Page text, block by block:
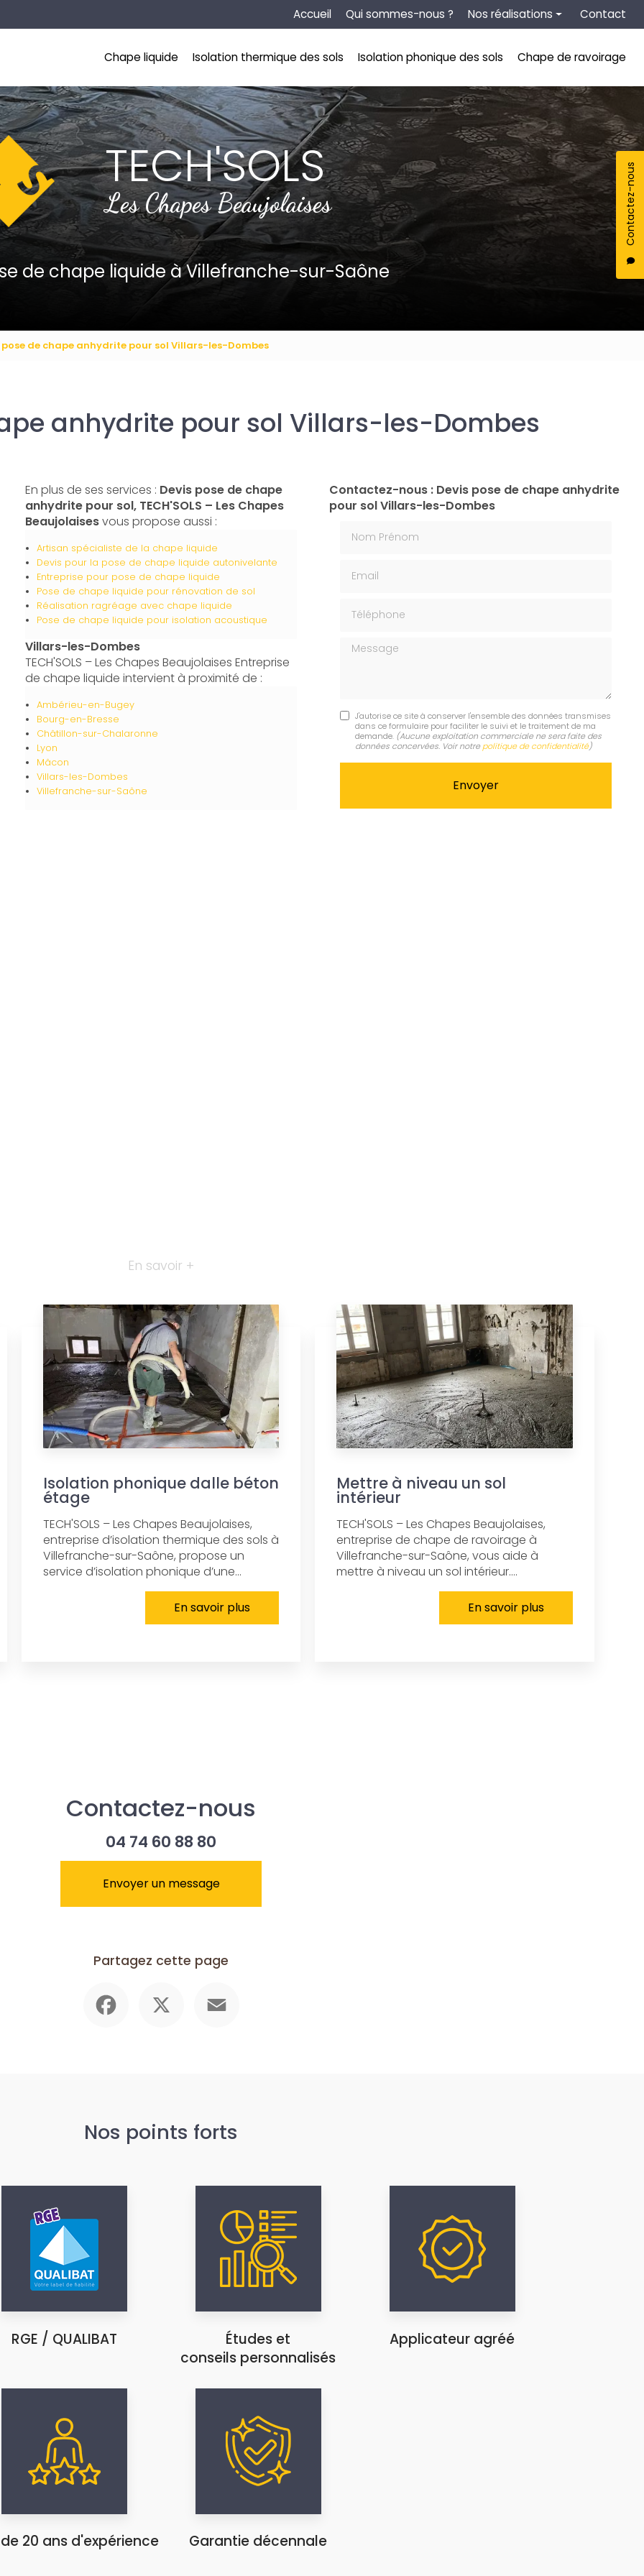
Navigation secondaire
Accueil Qui sommes-nous ?
Nos réalisations
Isolation thermique des sols
Isolation phonique des sols
Chape de ravoirage
Contact
Contactez-nous
Chape liquide Isolation thermique des sols Isolation phonique des sols Chape de ravoirage
TECH'SOLS
Les Chapes Beaujolaises
de chape liquideà Villefranche-sur-Saône
pose de chape anhydrite pour sol Villars-les-Dombes
anhydrite pour sol Villars-les-Dombes
En plus de ses services : Devis pose de chape
anhydrite pour sol, TECH'SOLS – Les Chapes
Beaujolaisesvous propose aussi :
Artisan spécialiste de la chape liquide
Devis pour la pose de chape liquide autonivelante
Entreprise pour pose de chape liquide
Pose de chape liquide pour rénovation de sol
Réalisation ragréage avec chape liquide
Pose de chape liquide pour isolation acoustique
Villars-les-Dombes
TECH'SOLS – Les Chapes Beaujolaises Entreprise
de chape liquide intervient à proximité de :
Ambérieu-en-Bugey
Bourg-en-Bresse
Châtillon-sur-Chalaronne
Lyon
Mâcon
Villars-les-Dombes
Villefranche-sur-Saône
Contactez-nous : Devis pose de chape anhydrite
pour sol Villars-les-Dombes
Message
J'autorise ce site à conserver l'ensemble des données transmises
dans ce formulaire pour faciliter le suivi et le traitement de ma
demande. (Aucune exploitation commerciale ne sera faite des
données concervées. Voir notre politique de confidentialité)
En savoir +
Isolation phonique dalle béton
étage
TECH'SOLS – Les Chapes Beaujolaises,
entreprise d’isolation thermique des sols à
Villefranche-sur-Saône, propose un
service d’isolation phonique d’une...
En savoir plus
Mettre à niveau un sol
intérieur
TECH'SOLS – Les Chapes Beaujolaises,
entreprise de chape de ravoirage à
Villefranche-sur-Saône, vous aide à
mettre à niveau un sol intérieur....
En savoir plus
Contactez-nous
04 74 60 88 80
Envoyer un message
Partagez cette page
Nos points forts
RGE / QUALIBAT
Études et
conseils personnalisés
Applicateur agréé
20 ans d'expérience Garantie décennale